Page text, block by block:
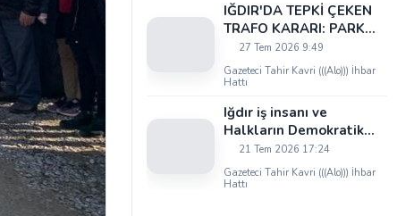
IĞDIR'DA TEPKİ ÇEKEN
TRAFO KARARI: PARK
ALANI DARALIYOR,
OKUL ÖNÜNDE KAZA
RİSKİ İDDİASI VE IĞDIR
27 Tem 2026 9:49
Gazeteci Tahir Kavri (((Alo))) İhbar
Hattı
Iğdır iş insanı ve
Halkların Demokratik
Kongresi İstanbul Meclis
Üyesi Serhat Kaya’dan
Iğdır Tanıtım
21 Tem 2026 17:24
Gazeteci Tahir Kavri (((Alo))) İhbar
Hattı